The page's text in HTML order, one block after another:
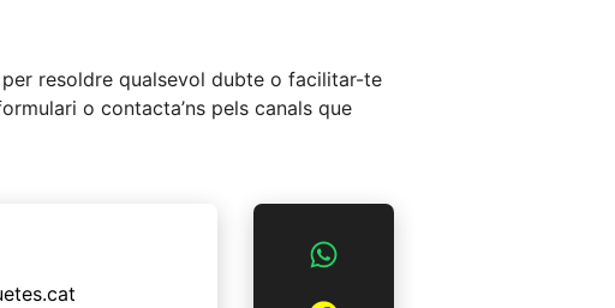
resoldre qualsevol dubte o facilitar-te
o contacta’ns pels canals que